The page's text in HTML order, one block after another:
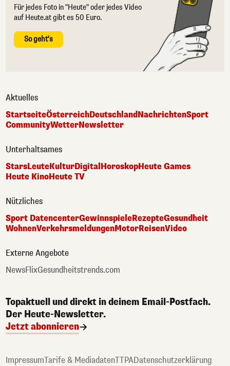
Für jedes Foto in "Heute" oder jedes Video
auf Heute.at gibt es 50 Euro.
So geht's
Aktuelles
StartseiteÖsterreichDeutschlandNachrichtenSport
CommunityWetterNewsletter
Unterhaltsames
StarsLeuteKulturDigital HoroskopHeute Games
Heute KinoHeute TV
Nützliches
Sport DatencenterGewinnspieleRezepteGesundheit
WohnenVerkehrsmeldungenMotorReisenVideo
Externe Angebote
NewsFlixGesundheitstrends.com
Topaktuell und direkt in deinem Email-Postfach.
Der Heute-Newsletter.
Jetzt abonnieren
ImpressumTarife & MediadatenTTPADatenschutzerklärung